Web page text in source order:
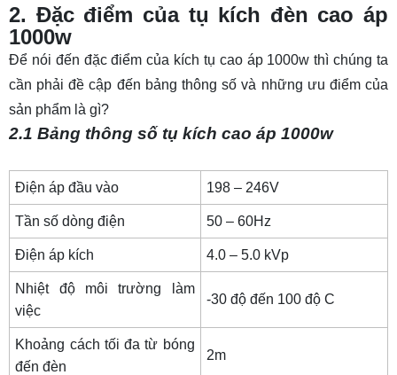
2. Đặc điểm của tụ kích đèn cao áp
1000w
Để nói đến đặc điểm của kích tụ cao áp 1000w thì chúng ta
cần phải đề cập đến bảng thông số và những ưu điểm của
sản phẩm là gì?
2.1 Bảng thông số tụ kích cao áp 1000w
Điện áp đầu vào 198 – 246V
Tần số dòng điện 50 – 60Hz
Điện áp kích 4.0 – 5.0 kVp
Nhiệt độ môi trường làm
việc
-30 độ đến 100 độ C
Khoảng cách tối đa từ bóng
đến đèn
2m